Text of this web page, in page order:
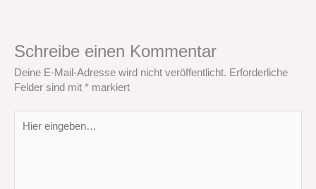
Schreibe einen Kommentar
Deine E-Mail-Adresse wird nicht veröffentlicht. Erforderliche
Felder sind mit * markiert
eingeben…